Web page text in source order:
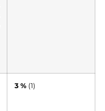
3 % (1)